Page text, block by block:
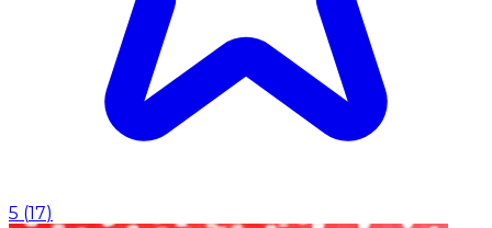
5 (17)